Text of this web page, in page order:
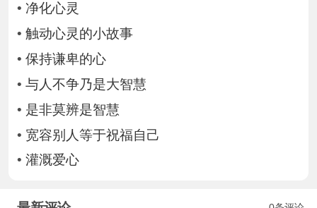
• 净化心灵
• 触动心灵的小故事
• 保持谦卑的心
• 与人不争乃是大智慧
• 是非莫辨是智慧
• 宽容别人等于祝福自己
• 灌溉爱心